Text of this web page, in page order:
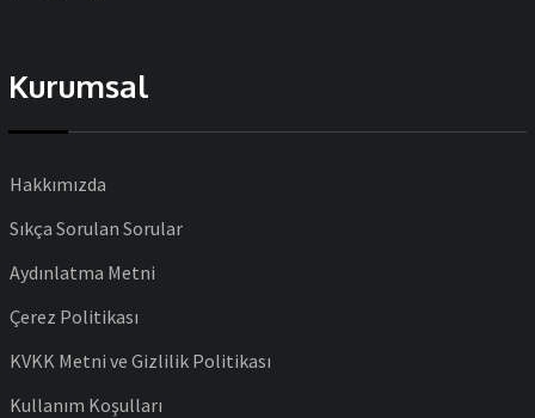
Kurumsal
Hakkımızda
Sıkça Sorulan Sorular
Aydınlatma Metni
Çerez Politikası
KVKK Metni ve Gizlilik Politikası
Kullanım Koşulları